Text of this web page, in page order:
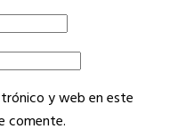
y web en este
comente.